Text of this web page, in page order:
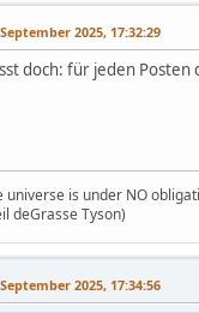
2025, 17:32:29
doch: für jeden
universe is under NO
deGrasse Tyson)
2025, 17:34:56